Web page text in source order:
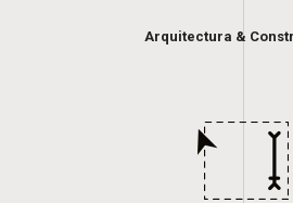
Arquitectura &